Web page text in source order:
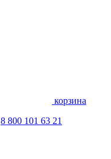
корзина
8 800 101 63 21